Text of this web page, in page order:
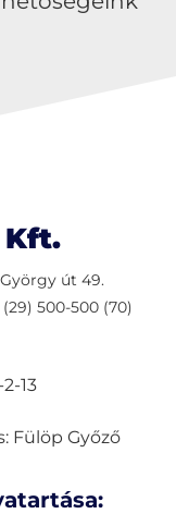
Kft.
út 49.
500-500 (70)
13
Fülöp Győző